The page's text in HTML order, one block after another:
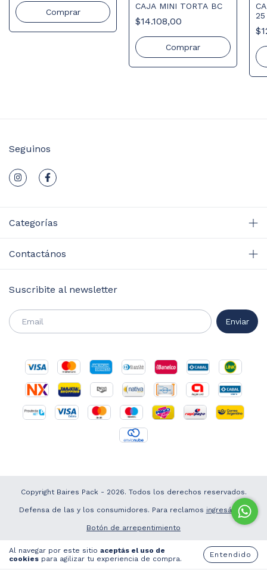
Al navegar por este sitio aceptás el uso de
cookies para agilizar tu experiencia de compra. Entendido
Comprar
CAJA MINI TORTA BC
$14.108,00
Comprar
25
Seguinos
Categorías
Contactános
Suscribite al newsletter
Copyright Baires Pack - 2026. Todos los derechos reservados.
Defensa de las y los consumidores. Para reclamos ingresá acá.
Botón de arrepentimiento